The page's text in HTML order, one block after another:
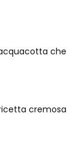
che
cremosa